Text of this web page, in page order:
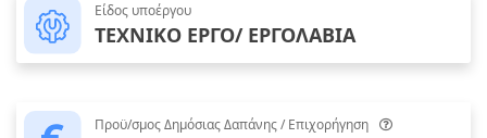
Είδος υποέργου
ΤΕΧΝΙΚΟ ΕΡΓΟ/ ΕΡΓΟΛΑΒΙΑ
Προϋ/σμος Δημόσιας Δαπάνης / Επιχορήγηση